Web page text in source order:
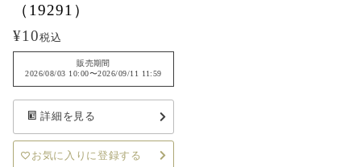
（19291）
¥10税込
販売期間
2026/08/03 10:00〜2026/09/11 11:59
詳細を見る
お気に入りに登録する